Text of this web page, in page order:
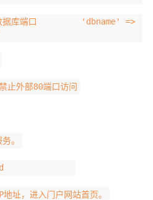
据库端口 'dbname' =>
止外部80端口访问
。
httpd
址，进入门户网站首页。